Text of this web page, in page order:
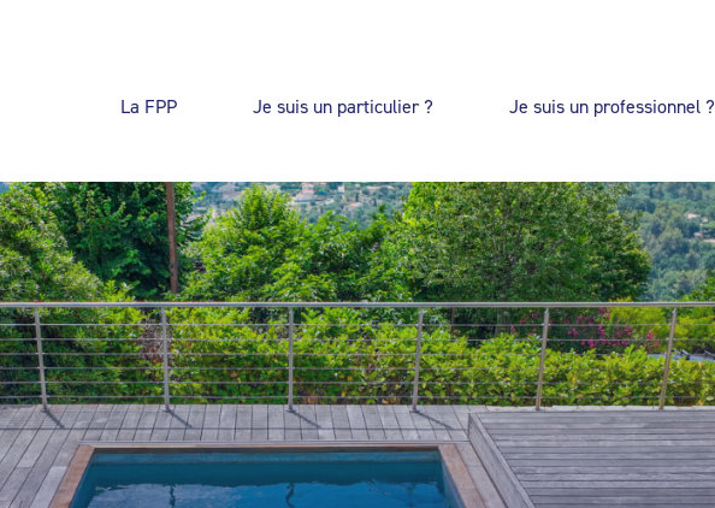
La FPP Je suis un particulier ? Je suis un professionnel ?